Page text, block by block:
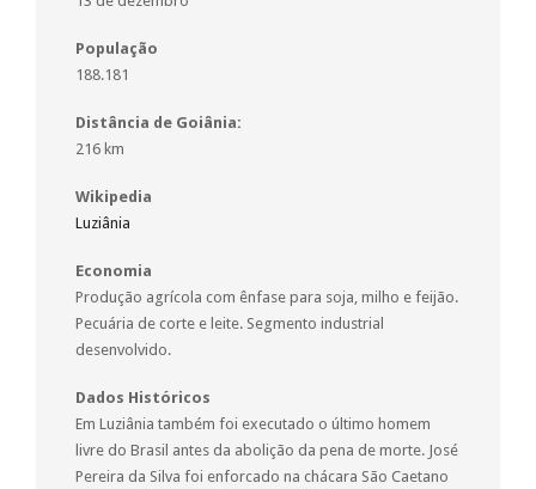
População
188.181
Distância de Goiânia:
216 km
Wikipedia
Luziânia
Economia
Produção agrícola com ênfase para soja, milho e feijão.
Pecuária de corte e leite. Segmento industrial
desenvolvido.
Dados Históricos
Em Luziânia também foi executado o último homem
livre do Brasil antes da abolição da pena de morte. José
Pereira da Silva foi enforcado na chácara São Caetano